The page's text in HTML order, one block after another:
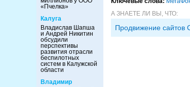
«Пчелка»
Калуга
Владислав Шапша
и Андрей Никитин
обсудили
перспективы
развития отрасли
беспилотных
систем в Калужской
области
Владимир
А ЗНАЕТЕ ЛИ ВЫ, ЧТО:
Продвижение сайтов